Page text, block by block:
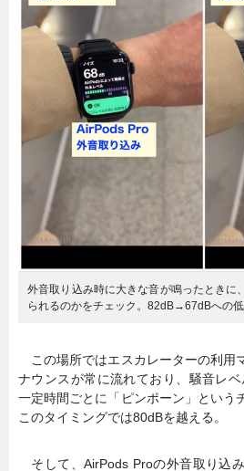
外音取り込み時に大きな音が鳴ったときに
られるのかをチェック。82dB→67dBへの
この場所ではエスカレーターの利用
ナウンスが常に流れており、騒音レベ
一定時間ごとに「ピンポーン」という
このタイミングでは80dBを越える。
そして、AirPods Proの外音取り込